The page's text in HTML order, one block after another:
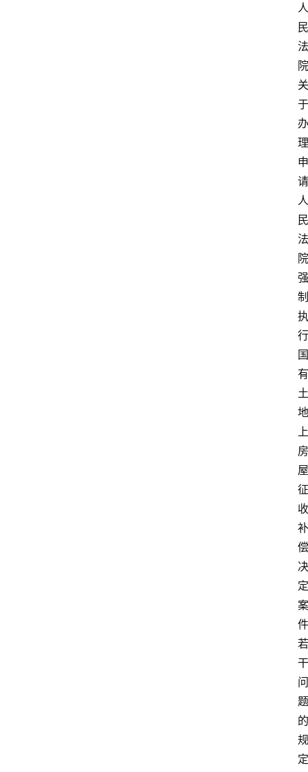
人
民
法
院
关
于
办
理
申
请
人
民
法
院
强
制
执
行
国
有
土
地
上
房
屋
征
收
补
偿
决
定
案
件
若
干
问
题
的
规
定